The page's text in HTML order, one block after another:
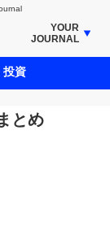
YOUR
JOURNAL
とめ
投資